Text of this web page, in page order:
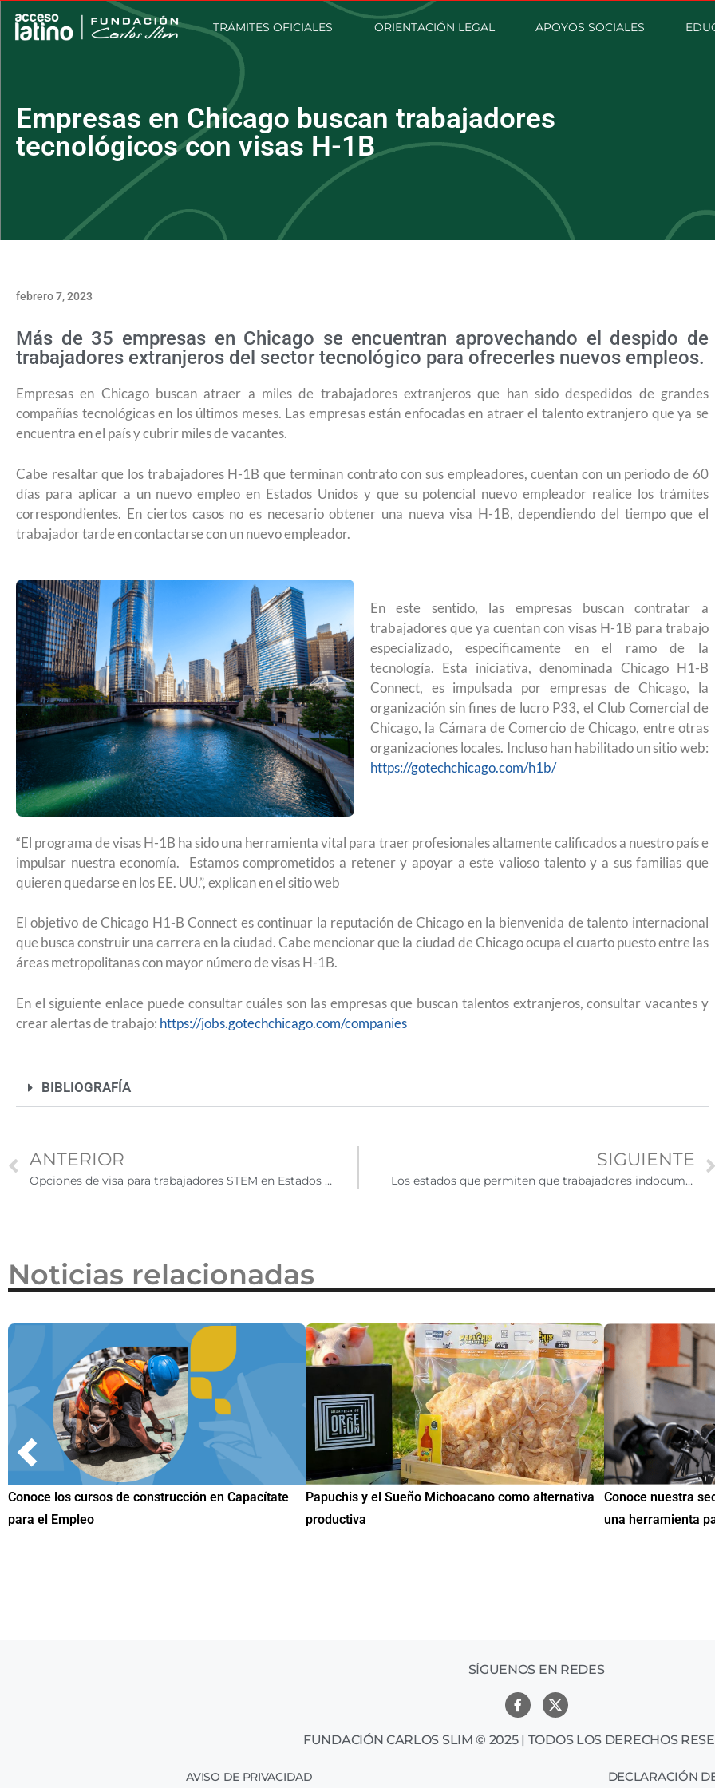
TRÁMITES OFICIALES ORIENTACIÓN LEGAL APOYOS SOCIALES
Empresas en Chicago buscan trabajadores
tecnológicos con visas H-1B
febrero 7, 2023
Más de 35 empresas en Chicago se encuentran aprovechando el despido de
trabajadores extranjeros del sector tecnológico para ofrecerles nuevos empleos.
Empresas en Chicago buscan atraer a miles de trabajadores extranjeros que han sido despedidos de grandes
compañías tecnológicas en los últimos meses. Las empresas están enfocadas en atraer el talento extranjero que ya se
encuentra en el país y cubrir miles de vacantes.
Cabe resaltar que los trabajadores H-1B que terminan contrato con sus empleadores, cuentan con un periodo de 60
días para aplicar a un nuevo empleo en Estados Unidos y que su potencial nuevo empleador realice los trámites
correspondientes. En ciertos casos no es necesario obtener una nueva visa H-1B, dependiendo del tiempo que el
trabajador tarde en contactarse con un nuevo empleador.
En este sentido, las empresas buscan contratar a
trabajadores que ya cuentan con visas H-1B para trabajo
especializado, específicamente en el ramo de la
tecnología. Esta iniciativa, denominada Chicago H1-B
Connect, es impulsada por empresas de Chicago, la
organización sin fines de lucro P33, el Club Comercial de
Chicago, la Cámara de Comercio de Chicago, entre otras
organizaciones locales. Incluso han habilitado un sitio web:
https://gotechchicago.com/h1b/
“El programa de visas H-1B ha sido una herramienta vital para traer profesionales altamente calificados a nuestro país e
impulsar nuestra economía. Estamos comprometidos a retener y apoyar a este valioso talento y a sus familias que
quieren quedarse en los EE. UU.”, explican en el sitio web
El objetivo de Chicago H1-B Connect es continuar la reputación de Chicago en la bienvenida de talento internacional
que busca construir una carrera en la ciudad. Cabe mencionar que la ciudad de Chicago ocupa el cuarto puesto entre las
áreas metropolitanas con mayor número de visas H-1B.
En el siguiente enlace puede consultar cuáles son las empresas que buscan talentos extranjeros, consultar vacantes y
crear alertas de trabajo: https://jobs.gotechchicago.com/companies
BIBLIOGRAFÍA
ANTERIOR
Opciones de visa para trabajadores STEM en Estados Unidos
SIGUIENTE
Los estados que permiten que trabajadores indocumentados obtengan licencia profesional
USCIS anuncia cambio de regla que le permite
remitir casos de asilo a jueces de inmigración sin
entrevistar al solicitante
Conoce los cursos de construcción en Capacítate
para el Empleo
Noticias relacionadas
Papuchis y el Sueño Michoacano como alternativa
productiva
Conoce nuestra sección de Educación y Empleo:
una herramienta para encontrar oportunidades
IMME realiza la
de Educación
SÍGUENOS EN REDES
FUNDACIÓN CARLOS SLIM © 2025 | TODOS LOS DERECHOS
AVISO DE PRIVACIDAD DECLARACIÓN